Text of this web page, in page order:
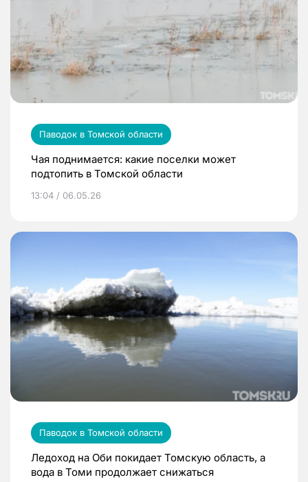
Паводок в Томской области
Чая поднимается: какие поселки может
подтопить в Томской области
13:04 / 06.05.26
Паводок в Томской области
Ледоход на Оби покидает Томскую область, а
вода в Томи продолжает снижаться